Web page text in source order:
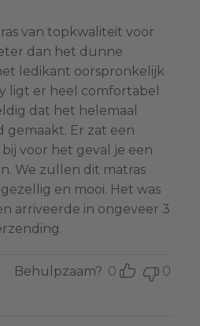
van topkwaliteit voor
dan het dunne
ledikant oorspronkelijk
ligt er heel comfortabel
dat het helemaal
gemaakt. Er zat een
voor het geval je een
We zullen dit matras
en mooi. Het was
arriveerde in ongeveer 3
Behulpzaam? 0 0